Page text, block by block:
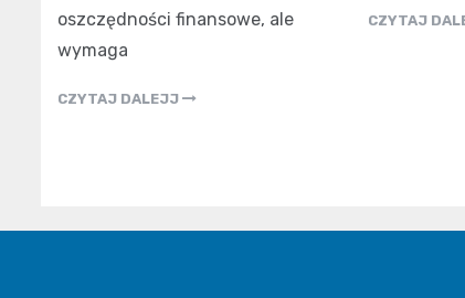
oszczędności finansowe, ale
wymaga
CZYTAJ DALEJJ
CZYTAJ